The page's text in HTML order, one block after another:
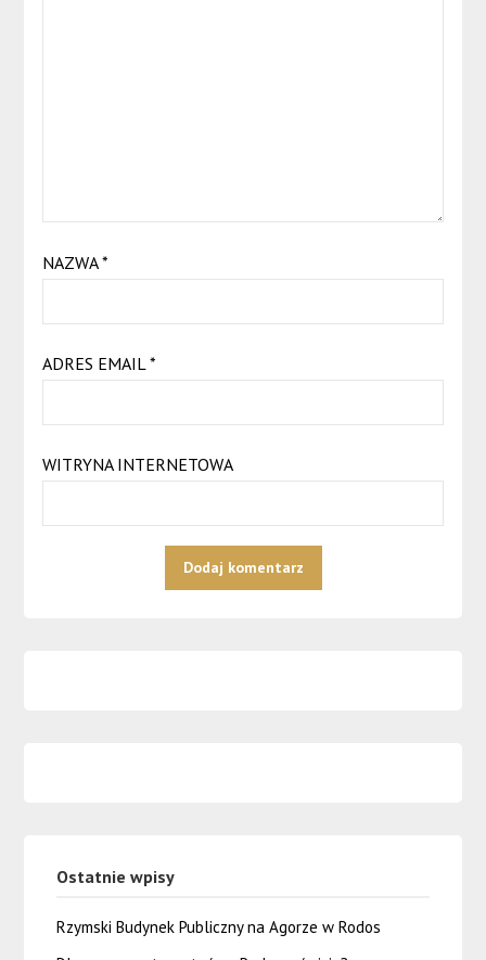
NAZWA*
ADRES EMAIL*
WITRYNA INTERNETOWA
Ostatnie wpisy
Rzymski Budynek Publiczny na Agorze w Rodos